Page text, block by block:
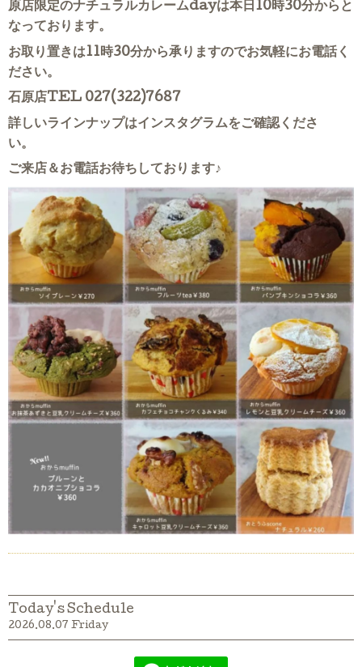
原店限定のナチュラルカレームdayは本日10時30分からと
なっております。
お取り置きは11時30分から承りますのでお気軽にお電話く
ださい。
石原店TEL 027(322)7687
詳しいラインナップはインスタグラムをご確認くださ
い。
ご来店＆お電話お待ちしております♪
Today's Schedule
2026.08.07 Friday